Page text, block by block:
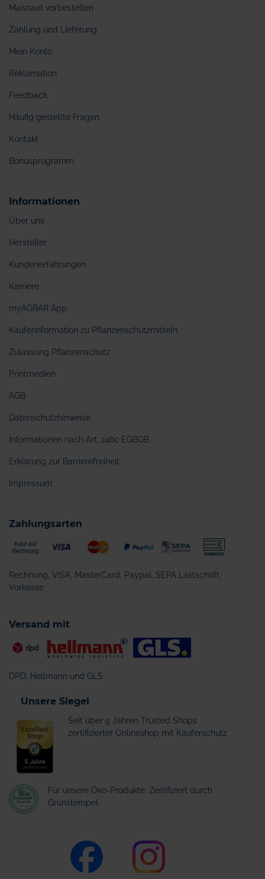
Maissaat vorbestellen
Zahlung und Lieferung
Mein Konto
Reklamation
Feedback
Häufig gestellte Fragen
Kontakt
Bonusprogramm
Informationen
Über uns
Hersteller
Kundenerfahrungen
Karriere
myAGRAR App
Käuferinformation zu Pflanzenschutzmitteln
Zulassung Pflanzenschutz
Printmedien
AGB
Datenschutzhinweise
Informationen nach Art. 246c EGBGB
Erklärung zur Barrierefreiheit
Impressum
Zahlungsarten
Rechnung, VISA, MasterCard, Paypal, SEPA Lastschrift,
Vorkasse
Versand mit
DPD, Hellmann und GLS
Unsere Siegel
Seit über 5 Jahren Trusted Shops
zertifizierter Onlineshop mit Käuferschutz
Für unsere Öko-Produkte: Zertifiziert durch
Grünstempel